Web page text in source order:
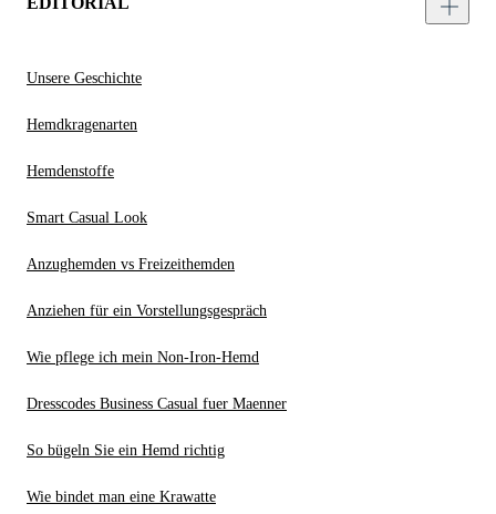
Unsere Geschichte
Hemdkragenarten
Hemdenstoffe
Smart Casual Look
Anzughemden vs Freizeithemden
Anziehen für ein Vorstellungsgespräch
Wie pflege ich mein Non-Iron-Hemd
Dresscodes Business Casual fuer Maenner
So bügeln Sie ein Hemd richtig
Wie bindet man eine Krawatte